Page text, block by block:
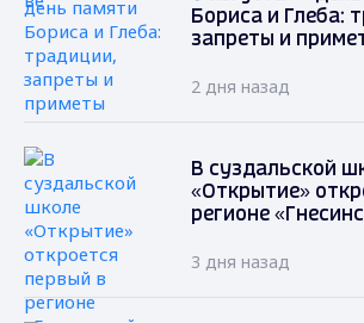
Бориса и Глеба:
запреты и
2 дня назад
В суздальской
«Открытие»
регионе
3 дня назад